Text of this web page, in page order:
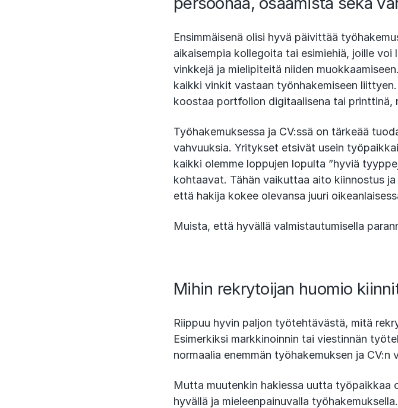
Ensimmäisenä olisi hyvä päivittää
aikaisempia kollegoita tai esimiehiä, joille
vinkkejä ja mielipiteitä niiden
kaikki vinkit vastaan työnhakemiseen
koostaa portfolion digitaalisena tai printtinä,
Työhakemuksessa ja CV:ssä on tärkeää
vahvuuksia. Yritykset etsivät usein
kaikki olemme loppujen lopulta ”hyviä
kohtaavat. Tähän vaikuttaa aito kiinnostus
että hakija kokee olevansa juuri
Muista, että hyvällä valmistautumisella
Mihin rekrytoijan huomio
Riippuu hyvin paljon työtehtävästä, mitä
Esimerkiksi markkinoinnin tai viestinnän
normaalia enemmän työhakemuksen ja
Mutta muutenkin hakiessa uutta työpaikkaa
hyvällä ja mieleenpainuvalla työhakemuksella.